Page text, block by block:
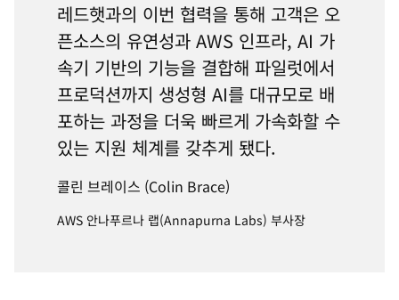
레드햇과의 이번 협력을 통해 고객은 오
픈소스의 유연성과 AWS 인프라, AI 가
속기 기반의 기능을 결합해 파일럿에서
프로덕션까지 생성형 AI를 대규모로 배
포하는 과정을 더욱 빠르게 가속화할 수
있는 지원 체계를 갖추게 됐다.
콜린 브레이스 (Colin Brace)
AWS 안나푸르나 랩(Annapurna Labs) 부사장